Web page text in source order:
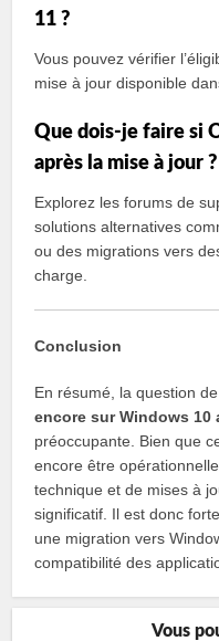
11 ?
Vous pouvez vérifier
mise à jour disponible
Que dois-je faire si
après la mise à jour ?
Explorez les forums de
solutions alternatives
ou des migrations vers
charge.
Conclusion
En résumé, la question
encore sur Windows 10
préoccupante. Bien que
encore être
technique et de mises à
significatif. Il est donc
une migration vers
compatibilité des
Vous